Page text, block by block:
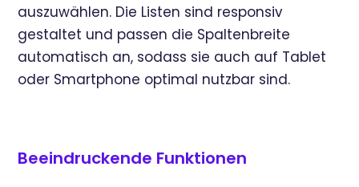
auszuwählen. Die Listen sind responsiv
gestaltet und passen die Spaltenbreite
automatisch an, sodass sie auch auf Tablet
oder Smartphone optimal nutzbar sind.
Beeindruckende Funktionen